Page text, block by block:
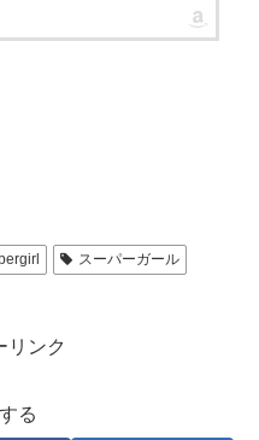
スーパーガール
リンク
る